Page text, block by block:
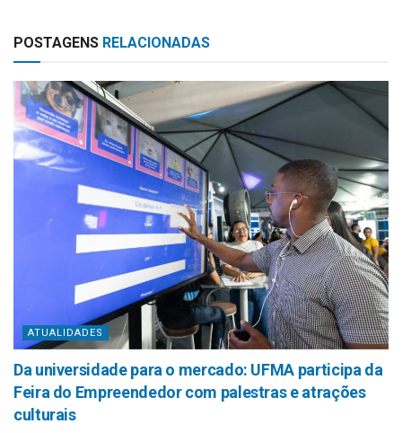
POSTAGENS RELACIONADAS
ATUALIDADES
Da universidade para o mercado: UFMA participa da
Feira do Empreendedor com palestras e atrações
culturais